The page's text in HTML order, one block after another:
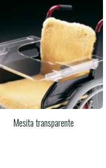
Mesita transparente